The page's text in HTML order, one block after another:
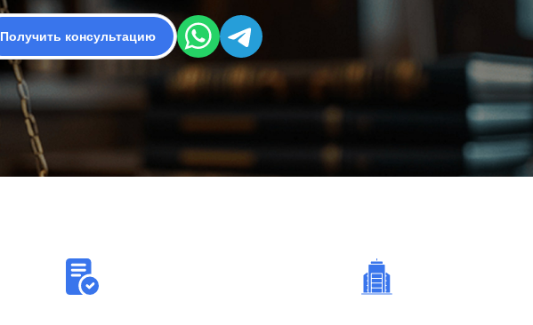
Получить консультацию